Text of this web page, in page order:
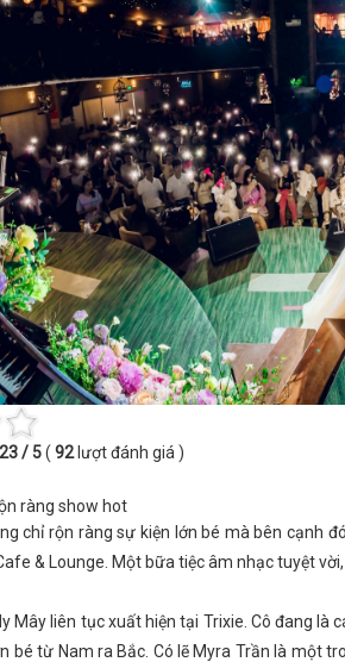
/ 5( 92lượt đánh giá )
ràng show hot
chỉ rộn ràng sự kiện lớn bé mà bên cạnh
& Lounge. Một bữa tiệc âm nhạc tuyệt
Mây liên tục xuất hiện tại Trixie. Cô đang
bé từ Nam ra Bắc. Có lẽ Myra Trần là một
BẢY [22.08.2026] MINISHOW TĂNG PHÚC